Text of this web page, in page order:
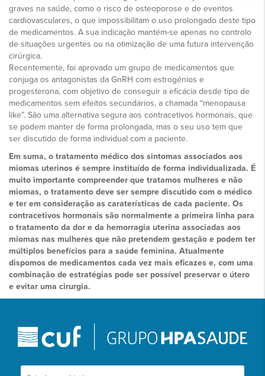
graves na saúde, como o risco de osteoporose e de eventos
cardiovasculares, o que impossibilitam o uso prolongado deste tipo
de medicamentos. A sua indicação mantém-se apenas no controlo
de situações urgentes ou na otimização de uma futura intervenção
cirúrgica.
Recentemente, foi aprovado um grupo de medicamentos que
conjuga os antagonistas da GnRH com estrogénios e
progesterona, com objetivo de conseguir a eficácia desde tipo de
medicamentos sem efeitos secundários, a chamada “menopausa
like”. São uma alternativa segura aos contracetivos hormonais, que
se podem manter de forma prolongada, mas o seu uso tem que
ser discutido de forma individual com a paciente.
Em suma, o tratamento médico dos sintomas associados aos
miomas uterinos é sempre instituído de forma individualizada. É
muito importante compreender que tratamos mulheres e não
miomas, o tratamento deve ser sempre discutido com o médico
e ter em consideração as caraterísticas de cada paciente. Os
contracetivos hormonais são normalmente a primeira linha para
o tratamento da dor e da hemorragia uterina associadas aos
miomas nas mulheres que não pretendem gestação e podem ter
múltiplos benefícios para a saúde feminina. Atualmente
dispomos de medicamentos cada vez mais eficazes e, com uma
combinação de estratégias pode ser possível preservar o útero
e evitar uma cirurgia.